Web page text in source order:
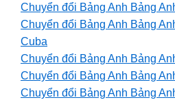
Chuyển đổi Bảng Anh Bảng
Chuyển đổi Bảng Anh Bảng
Cuba
Chuyển đổi Bảng Anh Bảng
Chuyển đổi Bảng Anh Bảng
Chuyển đổi Bảng Anh Bảng